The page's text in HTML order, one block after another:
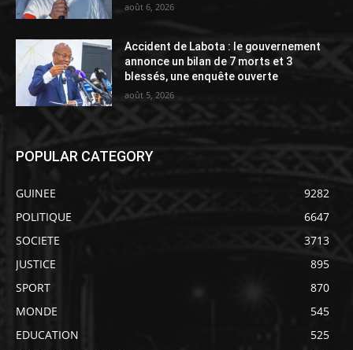
août 6, 2026
Accident de Labota : le gouvernement
annonce un bilan de 7 morts et 3
blessés, une enquête ouverte
août 5, 2026
POPULAR CATEGORY
GUINEE
9282
POLITIQUE
6647
SOCIETE
3713
JUSTICE
895
SPORT
870
MONDE
545
EDUCATION
525